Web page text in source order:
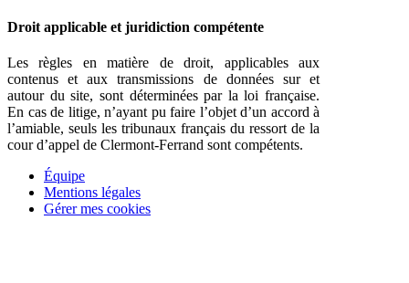
Droit applicable et juridiction compétente
Les règles en matière de droit, applicables aux
contenus et aux transmissions de données sur et
autour du site, sont déterminées par la loi française.
En cas de litige, n’ayant pu faire l’objet d’un accord à
l’amiable, seuls les tribunaux français du ressort de la
cour d’appel de Clermont-Ferrand sont compétents.
Équipe
Mentions légales
Gérer mes cookies